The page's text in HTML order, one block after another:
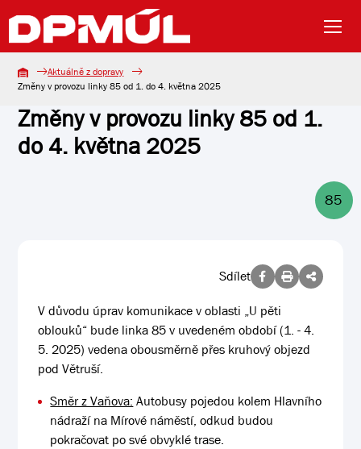
Aktuálně z dopravy
Změny v provozu linky 85 od 1. do 4. května 2025
Změny v provozu linky 85 od 1.
do 4. května 2025
85
Sdílet
V důvodu úprav komunikace v oblasti „U pěti
oblouků“ bude linka 85 v uvedeném období (1. - 4.
5. 2025) vedena obousměrně přes kruhový objezd
pod Větruší.
Směr z Vaňova: Autobusy pojedou kolem Hlavního
nádraží na Mírové náměstí, odkud budou
pokračovat po své obvyklé trase.